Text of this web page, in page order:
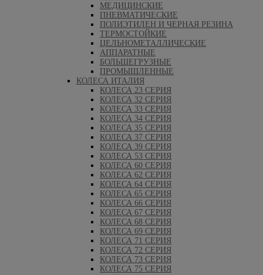
МЕДИЦИНСКИЕ
ПНЕВМАТИЧЕСКИЕ
ПОЛИЭТИЛЕН И ЧЕРНАЯ РЕЗИНА
ТЕРМОСТОЙКИЕ
ЦЕЛЬНОМЕТАЛЛИЧЕСКИЕ
АППАРАТНЫЕ
БОЛЬШЕГРУЗНЫЕ
ПРОМЫШЛЕННЫЕ
КОЛЕСА ИТАЛИЯ
КОЛЕСА 23 СЕРИЯ
КОЛЕСА 32 СЕРИЯ
КОЛЕСА 33 СЕРИЯ
КОЛЕСА 34 СЕРИЯ
КОЛЕСА 35 СЕРИЯ
КОЛЕСА 37 СЕРИЯ
КОЛЕСА 39 СЕРИЯ
КОЛЕСА 53 СЕРИЯ
КОЛЕСА 60 СЕРИЯ
КОЛЕСА 62 СЕРИЯ
КОЛЕСА 64 СЕРИЯ
КОЛЕСА 65 СЕРИЯ
КОЛЕСА 66 СЕРИЯ
КОЛЕСА 67 СЕРИЯ
КОЛЕСА 68 СЕРИЯ
КОЛЕСА 69 СЕРИЯ
КОЛЕСА 71 СЕРИЯ
КОЛЕСА 72 СЕРИЯ
КОЛЕСА 73 СЕРИЯ
КОЛЕСА 75 СЕРИЯ